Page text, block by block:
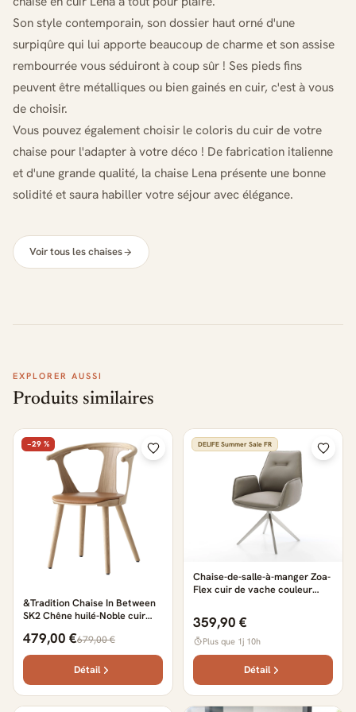
Son style contemporain, son dossier haut orné d'une
surpiqûre qui lui apporte beaucoup de charme et son assise
rembourrée vous séduiront à coup sûr ! Ses pieds fins
peuvent être métalliques ou bien gainés en cuir, c'est à vous
de choisir.
Vous pouvez également choisir le coloris du cuir de votre
chaise pour l'adapter à votre déco ! De fabrication italienne
et d'une grande qualité, la chaise Lena présente une bonne
solidité et saura habiller votre séjour avec élégance.
Voir tous les chaises
EXPLORER AUSSI
Produits similaires
−29 %
&Tradition Chaise In Between
SK2 Chêne huilé-Noble cuir
479,00 €679,00 €
Détail
DELIFE Summer Sale FR
Chaise-de-salle-à-manger Zoa-
Flex cuir de vache couleur
inoxydable brossé ressorts
ensachés
359,90 €
Plus que 1j 10h
Détail